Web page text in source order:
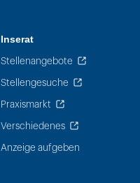
Inserat
Stellenangebote
Stellengesuche
Praxismarkt
Verschiedenes
Anzeige aufgeben